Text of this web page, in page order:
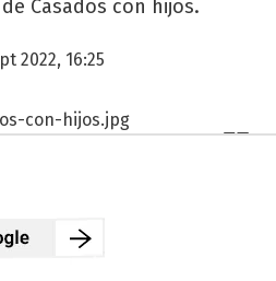
Casados con hijos.
2022, 16:25